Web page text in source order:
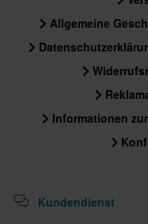
Allgemeine
Informationen
Kundendienst